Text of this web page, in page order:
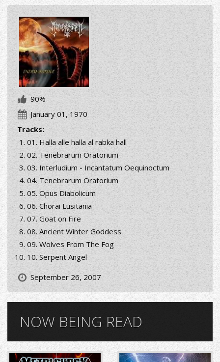
90%
January 01, 1970
Tracks:
01. Halla alle halla al rabka hall
02. Tenebrarum Oratorium
03. Interludium - Incantatum Oequinoctum
04. Tenebrarum Oratorium
05. Opus Diabolicum
06. Chorai Lusitania
07. Goat on Fire
08. Ancient Winter Goddess
09. Wolves From The Fog
10. Serpent Angel
September 26, 2007
NOW BEING READ